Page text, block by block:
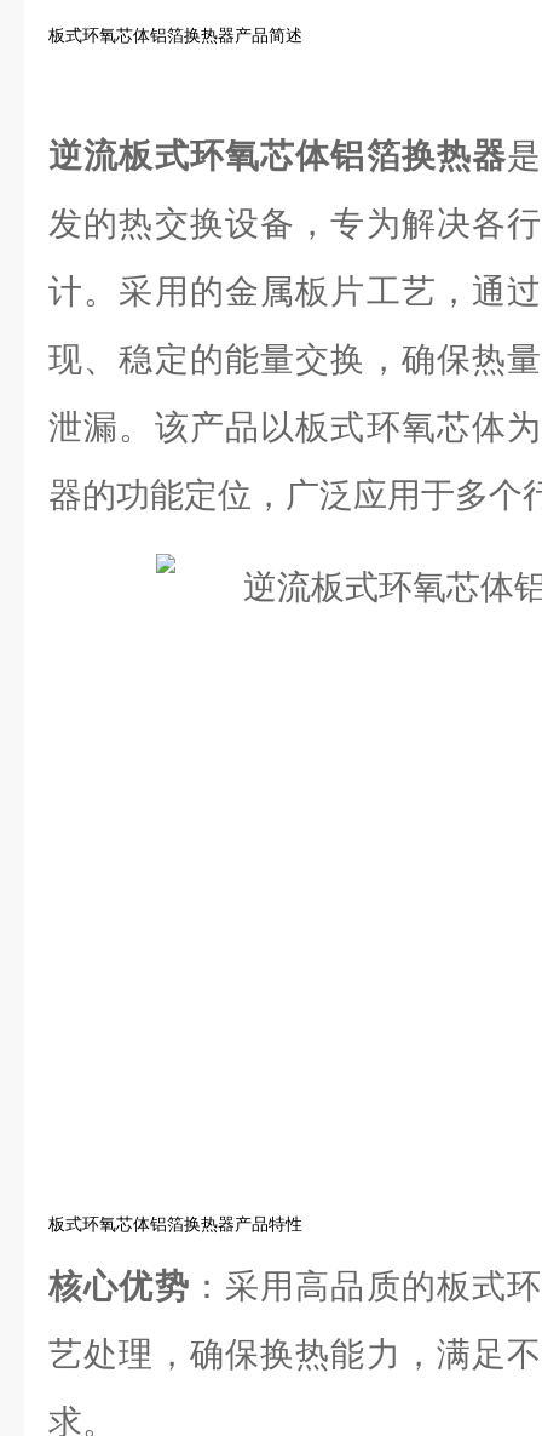
板式环氧芯体铝箔换热器产品简述
逆流板式环氧芯体铝箔换热器
发的热交换设备，专为解决各
计。采用的金属板片工艺，通
现、稳定的能量交换，确保热
泄漏。该产品以板式环氧芯体
器的功能定位，广泛应用于多个
板式环氧芯体铝箔换热器产品特性
核心优势 ：采用高品质的板式
艺处理，确保换热能力，满足
求。